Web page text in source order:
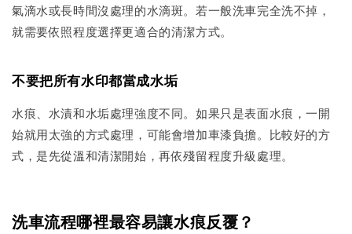
氣滴水或長時間沒處理的水滴斑。若一般洗車完全洗不掉，
就需要依照程度選擇更適合的清潔方式。
不要把所有水印都當成水垢
水痕、水漬和水垢處理強度不同。如果只是表面水痕，一開
始就用太強的方式處理，可能會增加車漆負擔。比較好的方
式，是先從溫和清潔開始，再依殘留程度升級處理。
洗車流程哪裡最容易讓水痕反覆？